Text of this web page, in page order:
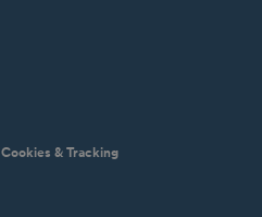
Cookies & Tracking